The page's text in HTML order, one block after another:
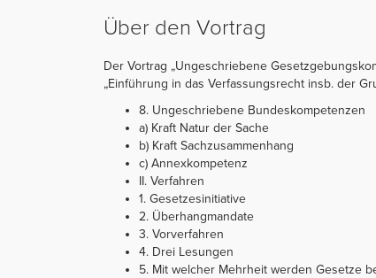
Über den Vortrag
Der Vortrag „Ungeschriebene
„Einführung in das Verfassungsrecht insb. der
8. Ungeschriebene Bundeskompetenzen
a) Kraft Natur der Sache
b) Kraft Sachzusammenhang
c) Annexkompetenz
II. Verfahren
1. Gesetzesinitiative
2. Überhangmandate
3. Vorverfahren
4. Drei Lesungen
5. Mit welcher Mehrheit werden Gesetze